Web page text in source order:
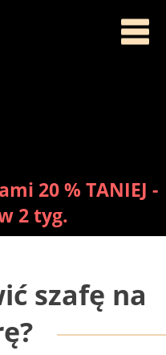
20 % TANIEJ -
2 tyg.
szafę na